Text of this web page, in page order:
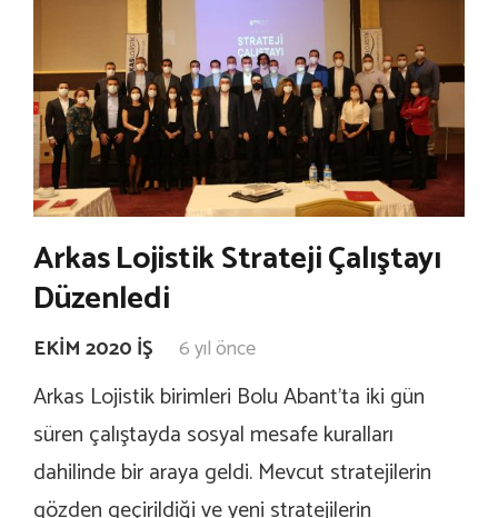
Arkas Lojistik Strateji Çalıştayı
Düzenledi
EKIM 2020 İŞ 6 yıl önce
Arkas Lojistik birimleri Bolu Abant’ta iki gün
süren çalıştayda sosyal mesafe kuralları
dahilinde bir araya geldi. Mevcut stratejilerin